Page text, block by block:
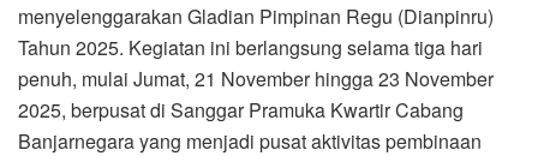
menyelenggarakan Gladian Pimpinan Regu (Dianpinru)
Tahun 2025. Kegiatan ini berlangsung selama tiga hari
penuh, mulai Jumat, 21 November hingga 23 November
2025, berpusat di Sanggar Pramuka Kwartir Cabang
Banjarnegara yang menjadi pusat aktivitas pembinaan